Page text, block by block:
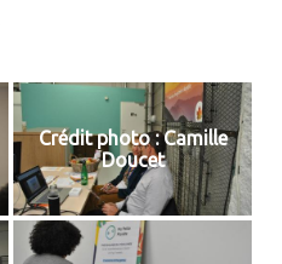
Crédit photo : Camille
Doucet